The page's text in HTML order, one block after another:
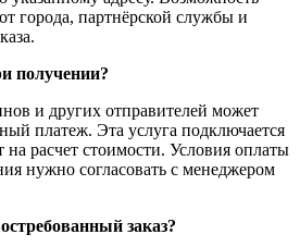
города, партнёрской службы и
получении?
и других отправителей может
платеж. Эта услуга подключается
на расчет стоимости. Условия оплаты
нужно согласовать с менеджером
заказ?